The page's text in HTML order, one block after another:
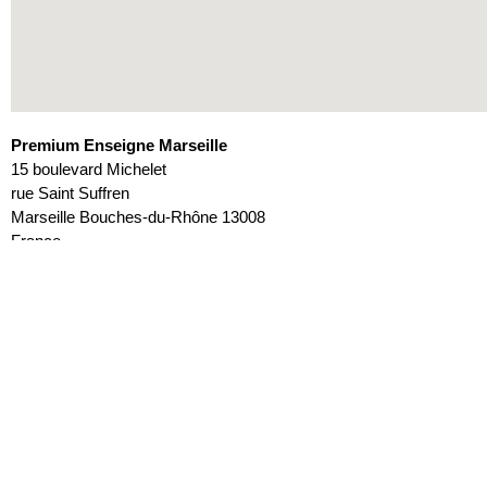
Premium Enseigne Marseille
15 boulevard Michelet
rue Saint Suffren
Marseille Bouches-du-Rhône 13008
France